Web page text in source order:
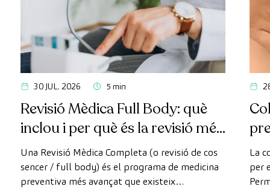
30 JUL. 2026 5 min
Revisió Mèdica Full Body: què
inclou i per què és la revisió més
avançada
Una Revisió Mèdica Completa (o revisió de cos
sencer / full body) és el programa de medicina
preventiva més avançat que existeix
La
per